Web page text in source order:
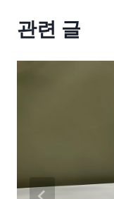
관련 글